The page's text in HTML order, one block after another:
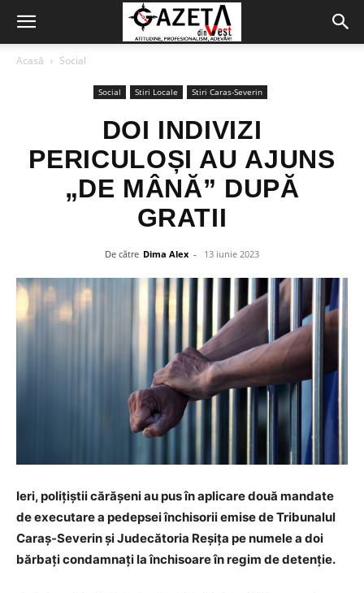
Acasă Social
Social Stiri Locale Stiri Caras-Severin
DOI INDIVIZI
PERICULOȘI AU AJUNS
„DE MÂNĂ” DUPĂ
GRATII
De către Dima Alex - 13 iunie 2023
Ieri, polițiștii cărășeni au pus în aplicare două mandate
de executare a pedepsei închisorii emise de Tribunalul
Caraș-Severin și Judecătoria Reșița pe numele a doi
bărbați condamnați la închisoare în regim de detenție.